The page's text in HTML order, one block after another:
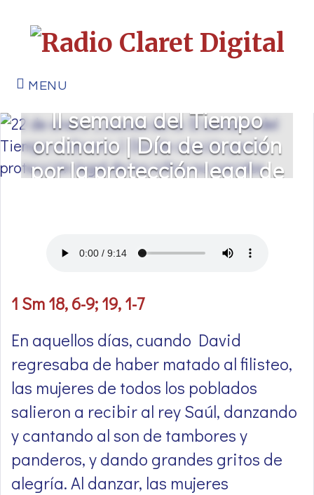
MENU
22 de enero | Jueves de la
II semana del Tiempo
ordinario | Día de oración
por la protección legal de
1 Sm 18, 6-9; 19, 1-7
En aquellos días, cuando David
regresaba de haber matado al filisteo,
las mujeres de todos los poblados
salieron a recibir al rey Saúl, danzando
y cantando al son de tambores y
panderos, y dando grandes gritos de
alegría. Al danzar, las mujeres